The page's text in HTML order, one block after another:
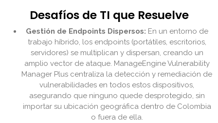
Desafíos de TI que Resuelve
Gestión de Endpoints Dispersos: En un entorno de
trabajo híbrido, los endpoints (portátiles, escritorios,
servidores) se multiplican y dispersan, creando un
amplio vector de ataque. ManageEngine Vulnerability
Manager Plus centraliza la detección y remediación de
vulnerabilidades en todos estos dispositivos,
asegurando que ninguno quede desprotegido, sin
importar su ubicación geográfica dentro de Colombia
o fuera de ella.